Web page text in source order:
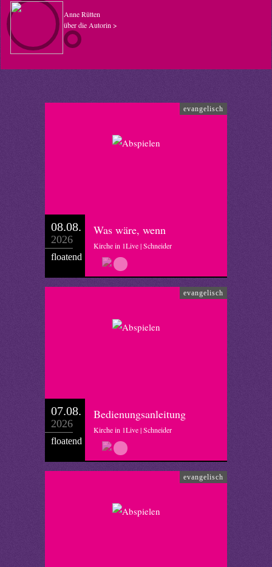
Anne Rütten
über die Autorin >
evangelisch
08.08.
2026
floatend
Was wäre, wenn
Kirche in 1Live | Schneider
evangelisch
07.08.
2026
floatend
Bedienungsanleitung
Kirche in 1Live | Schneider
evangelisch